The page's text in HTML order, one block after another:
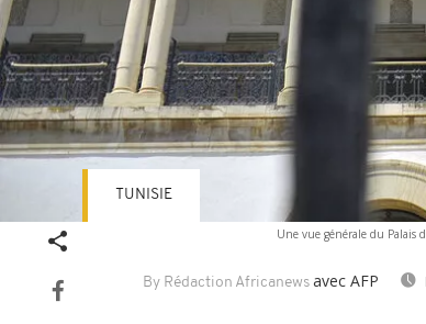
Une vue générale du Palais
By Rédaction Africanews avec AFP
TUNISIE